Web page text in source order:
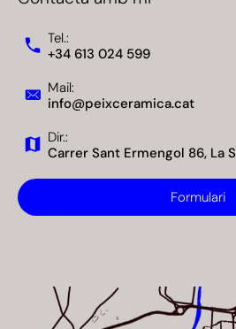
Tel.:
+34 613 024 599
Mail:
info@peixceramica.cat
Dir.:
Carrer Sant Ermengol 86, La
Formulari